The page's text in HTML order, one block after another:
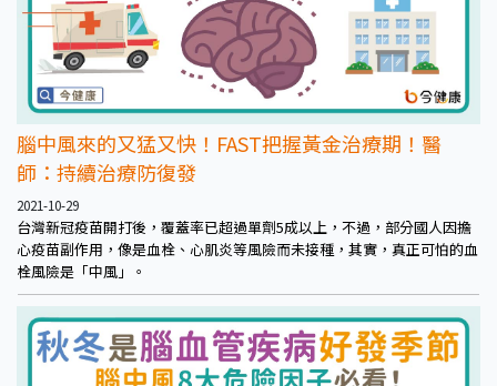
腦中風來的又猛又快！FAST把握黃金治療期！醫
師：持續治療防復發
2021-10-29
台灣新冠疫苗開打後，覆蓋率已超過單劑5成以上，不過，部分國人因擔
心疫苗副作用，像是血栓、心肌炎等風險而未接種，其實，真正可怕的血
栓風險是「中風」。